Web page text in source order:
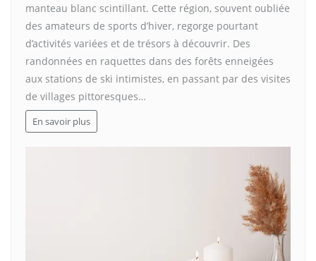
manteau blanc scintillant. Cette région, souvent oubliée
des amateurs de sports d’hiver, regorge pourtant
d’activités variées et de trésors à découvrir. Des
randonnées en raquettes dans des forêts enneigées
aux stations de ski intimistes, en passant par des visites
de villages pittoresques…
En savoir plus